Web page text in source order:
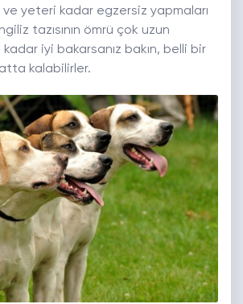
yeteri kadar egzersiz yapmaları
tazısının ömrü çok uzun
iyi bakarsanız bakın, belli bir
kalabilirler.